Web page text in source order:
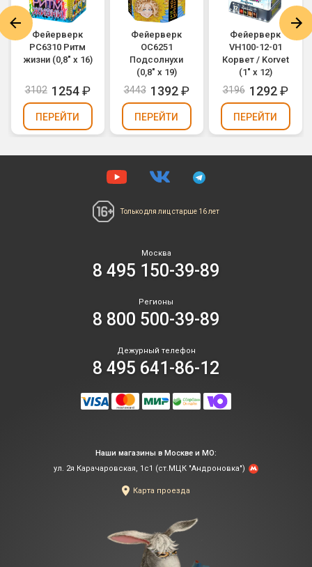
Фейерверк
РС6310 Ритм
жизни (0,8" х 16)
3102 1254₽
ПЕРЕЙТИ
Фейерверк
ОС6251
Подсолнухи
(0,8" х 19)
3443 1392₽
ПЕРЕЙТИ
Фейерверк
VH100-12-01
Корвет / Korvet
(1" х 12)
3196 1292₽
ПЕРЕЙТИ
Только для лиц старше 16 лет
Москва
8 495 150-39-89
Регионы
8 800 500-39-89
Дежурный телефон
8 495 641-86-12
Наши магазины в Москве и МО:
ул. 2я Карачаровская, 1с1 (ст.МЦК "Андроновка")
Карта проезда